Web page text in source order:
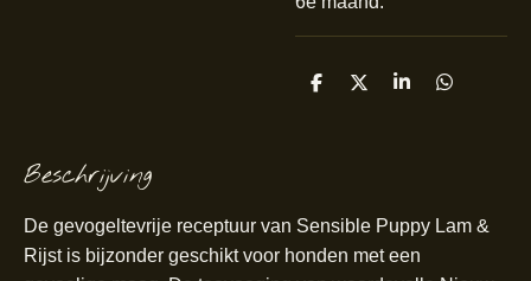
D
D
S
D
Beschrijving
De gevogeltevrije receptuur van Sensible Puppy Lam &
Rijst is bijzonder geschikt voor honden met een